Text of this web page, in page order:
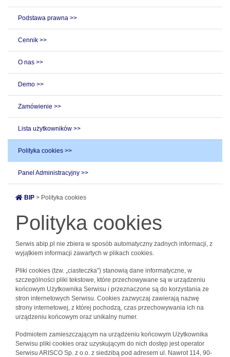
Podstawa prawna >>
Cennik >>
O nas >>
Demo >>
Zamówienie >>
Lista użytkowników >>
Polityka cookies >>
Panel Administracyjny >>
BIP > Polityka cookies
Polityka cookies
Serwis abip.pl nie zbiera w sposób automatyczny żadnych informacji, z
wyjątkiem informacji zawartych w plikach cookies.
Pliki cookies (tzw. „ciasteczka”) stanowią dane informatyczne, w
szczególności pliki tekstowe, które przechowywane są w urządzeniu
końcowym Użytkownika Serwisu i przeznaczone są do korzystania ze
stron internetowych Serwisu. Cookies zazwyczaj zawierają nazwę
strony internetowej, z której pochodzą, czas przechowywania ich na
urządzeniu końcowym oraz unikalny numer.
Podmiotem zamieszczającym na urządzeniu końcowym Użytkownika
Serwisu pliki cookies oraz uzyskującym do nich dostęp jest operator
Serwisu ARISCO Sp. z o.o. z siedzibą pod adresem ul. Nawrot 114, 90-